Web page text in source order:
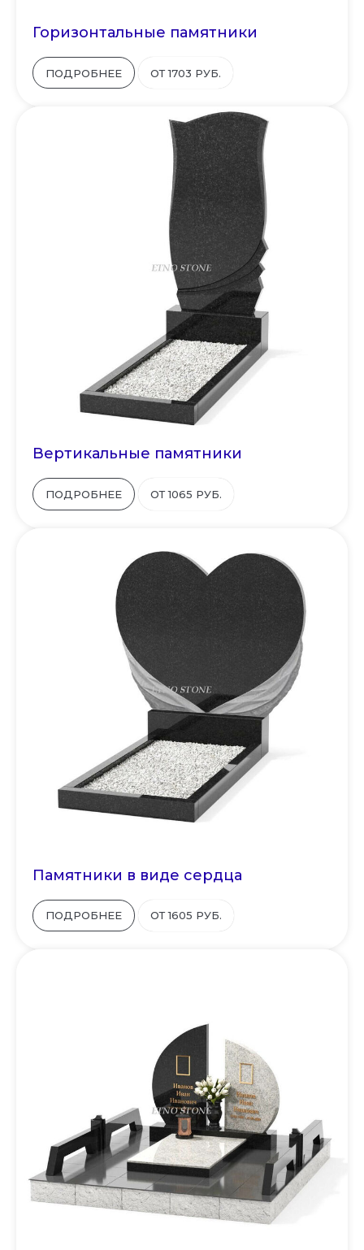
Горизонтальные памятники
ПОДРОБНЕЕ ОТ 1703 РУБ.
Вертикальные памятники
ПОДРОБНЕЕ ОТ 1065 РУБ.
Памятники в виде сердца
ПОДРОБНЕЕ ОТ 1605 РУБ.